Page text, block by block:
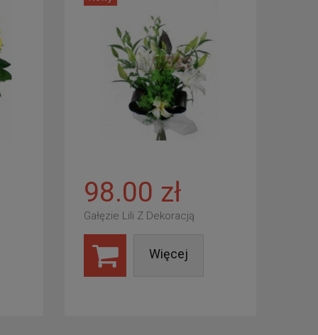
98.00 zł
Gałęzie Lili Z Dekoracją
Więcej